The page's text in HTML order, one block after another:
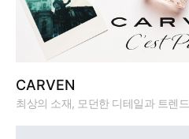
CARVEN
최상의 소재, 모던한 디테일과 트렌드